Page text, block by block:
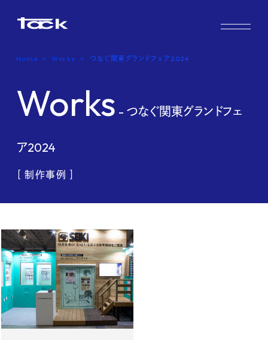
Works
Case study & Voice
Service
Recruit
Contact us
News Site policy
X
Home Works つなぐ関東グランドフェア2024
Works - つなぐ関東グランドフェ
ア2024
［ 制作事例 ］